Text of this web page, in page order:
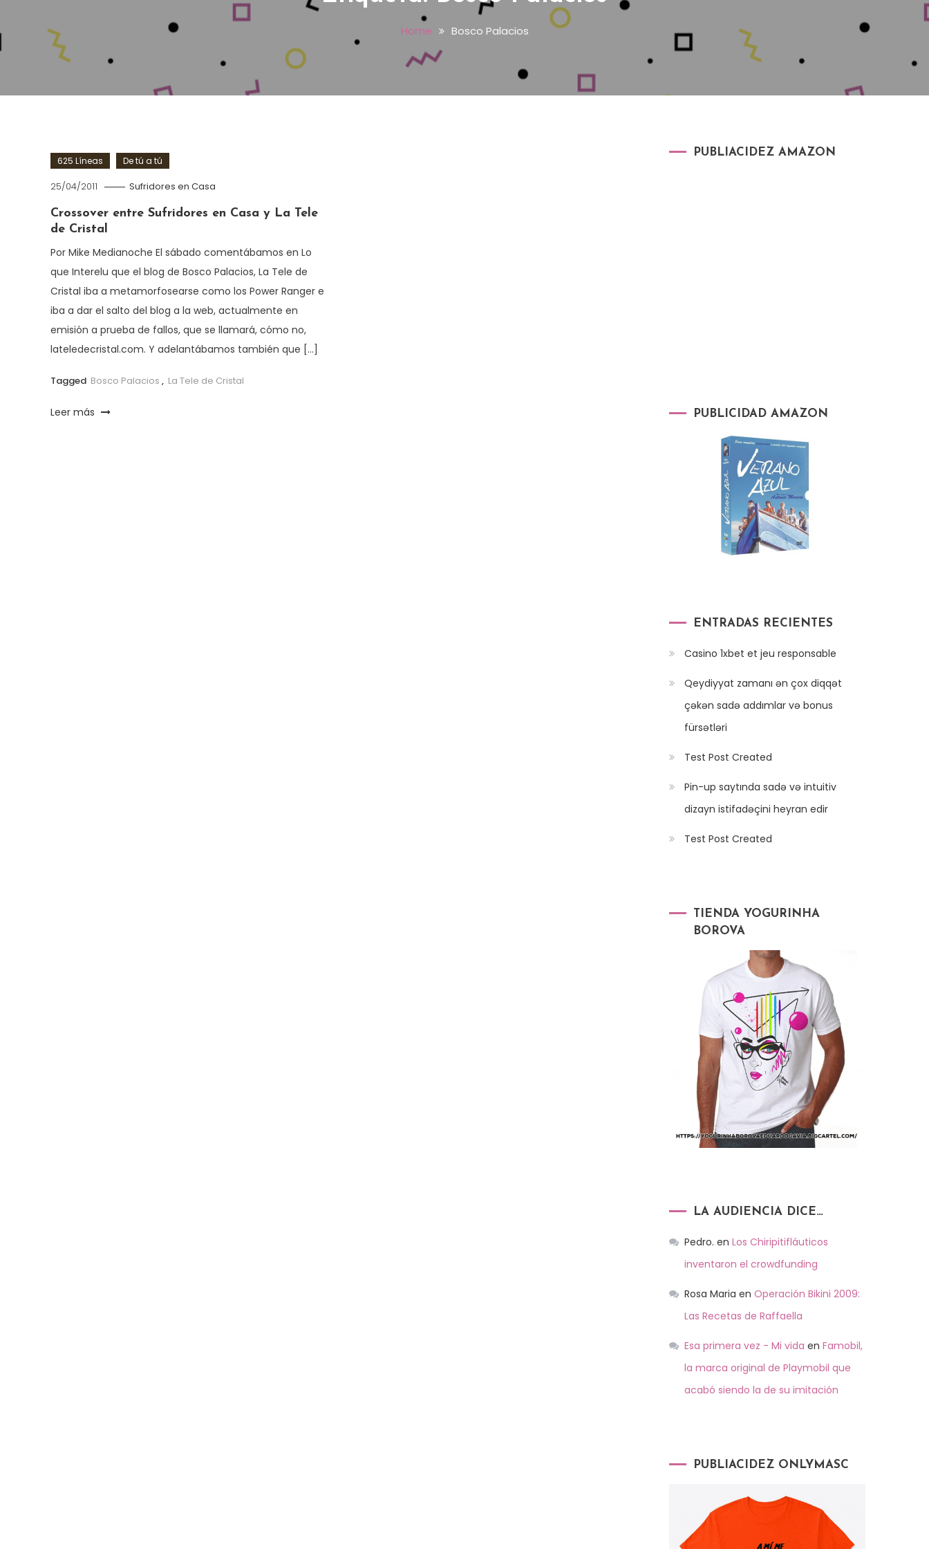
Home Bosco Palacios
625 Líneas De tú a tú
25/04/2011 Sufridores en Casa
Crossover entre Sufridores en Casa y La Tele
de Cristal
Por Mike Medianoche El sábado comentábamos en Lo
que Interelu que el blog de Bosco Palacios, La Tele de
Cristal iba a metamorfosearse como los Power Ranger e
iba a dar el salto del blog a la web, actualmente en
emisión a prueba de fallos, que se llamará, cómo no,
lateledecristal.com. Y adelantábamos también que […]
Tagged Bosco Palacios , La Tele de Cristal
Leer más
PUBLIACIDEZ AMAZON
PUBLICIDAD AMAZON
ENTRADAS RECIENTES
Casino 1xbet et jeu responsable
Qeydiyyat zamanı ən çox diqqət
çəkən sadə addımlar və bonus
fürsətləri
Test Post Created
Pin-up saytında sadə və intuitiv
dizayn istifadəçini heyran edir
Test Post Created
TIENDA YOGURINHA
BOROVA
LA AUDIENCIA DICE…
Pedro. en Los Chiripitifláuticos
inventaron el crowdfunding
Rosa Maria en Operación Bikini 2009:
Las Recetas de Raffaella
Esa primera vez - Mi vida en Famobil,
la marca original de Playmobil que
acabó siendo la de su imitación
PUBLIACIDEZ ONLYMASC